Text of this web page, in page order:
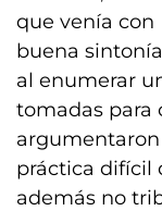
que venía con
buena
al enumerar
tomadas para
práctica difícil
además no